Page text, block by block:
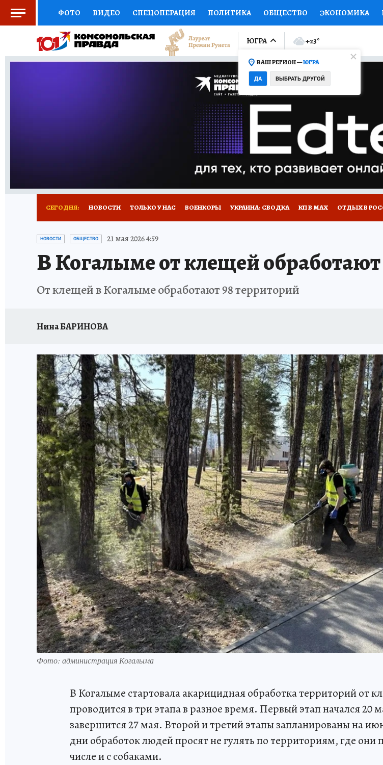
ФОТО ВИДЕО СПЕЦОПЕРАЦИЯ ПОЛИТИКА ОБЩЕСТВО ЭКОНОМИКА
СОЦПОДДЕРЖКА НАУКА СПОРТ КОЛУМНИСТЫ ПРОИСШЕСТВИЯ
ВЫБОР ЭКСПЕРТОВ ДОКТОР ФИНАНСЫ ОТКРЫВАЕМ МИР
ПРОГНОЗЫ НА СПОРТ ПРОМОКОДЫ СЕРИАЛЫ
ТЕЛЕВИЗОР КОЛЛЕКЦИИ КОНКУРСЫ
НОВОЕ НА САЙТЕ
ЮГРА
ВАШ РЕГИОН —ЮГРА
ДА ВЫБРАТЬ ДРУГОЙ
+23°
СЕГОДНЯ: НОВОСТИ ТОЛЬКО У НАС ВОЕНКОРЫ УКРАИНА: СВОДКА КП В МАХ ОТДЫХ В
ИСПЫТАНО НА СЕБЕ
НОВОСТИ ОБЩЕСТВО 21 мая 2026 4:59
В Когалыме от клещей
От клещей в Когалыме обработают 98 территорий
Нина БАРИНОВА
Фото: администрация Когалыма
В Когалыме стартовала акарицидная обработка территорий от
проводится в три этапа в разное время. Первый этап начался 20
завершится 27 мая. Второй и третий этапы запланированы на
дни обработок людей просят не гулять по территориям, где
числе и с собаками.